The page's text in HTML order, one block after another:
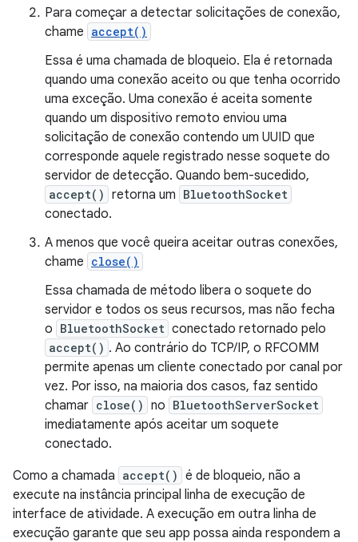
Para começar a detectar solicitações de conexão,
chame accept()
Essa é uma chamada de bloqueio. Ela é retornada
quando uma conexão aceito ou que tenha ocorrido
uma exceção. Uma conexão é aceita somente
quando um dispositivo remoto enviou uma
solicitação de conexão contendo um UUID que
corresponde aquele registrado nesse soquete do
servidor de detecção. Quando bem-sucedido,
accept() retorna um BluetoothSocket
conectado.
A menos que você queira aceitar outras conexões,
chame close()
Essa chamada de método libera o soquete do
servidor e todos os seus recursos, mas não fecha
o BluetoothSocket conectado retornado pelo
accept() . Ao contrário do TCP/IP, o RFCOMM
permite apenas um cliente conectado por canal por
vez. Por isso, na maioria dos casos, faz sentido
chamar close() no BluetoothServerSocket
imediatamente após aceitar um soquete
conectado.
Como a chamada accept() é de bloqueio, não a
execute na instância principal linha de execução de
interface de atividade. A execução em outra linha de
execução garante que seu app possa ainda respondem a